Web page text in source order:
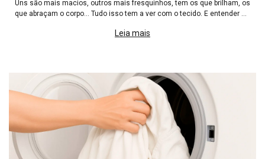
Uns são mais macios, outros mais fresquinhos, tem os que brilham, os
que abraçam o corpo... Tudo isso tem a ver com o tecido. E entender a
Leia mais